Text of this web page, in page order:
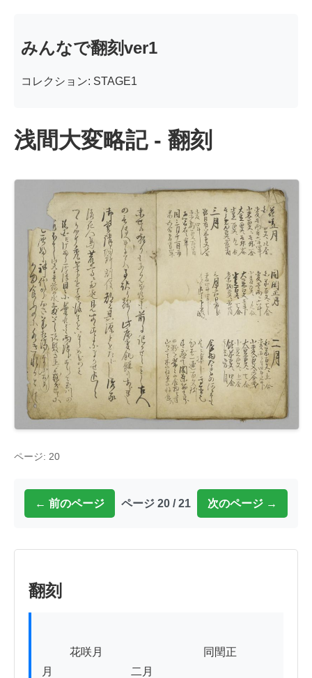
みんなで翻刻ver1
コレクション: STAGE1
浅間大変略記 - 翻刻
ページ: 20
← 前のページ ページ 20 / 21 次のページ →
翻刻
月　　　　　　　二月